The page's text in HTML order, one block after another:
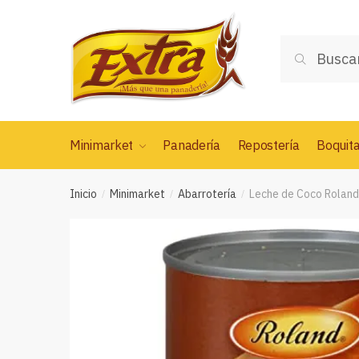
por:
Buscar
Minimarket Panadería Repostería
Inicio / Minimarket / Abarrotería / Leche de Coco